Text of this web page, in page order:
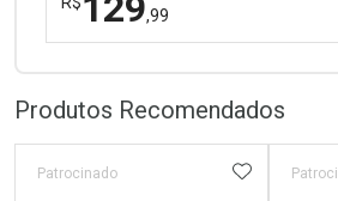
,99
Dermaclub
Por Menos
Produtos Recomendados
Patrocinado